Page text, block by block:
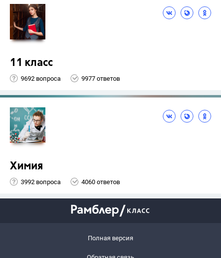
11 класс
9692 вопроса 9977 ответов
Химия
3992 вопроса 4060 ответов
Полная версия